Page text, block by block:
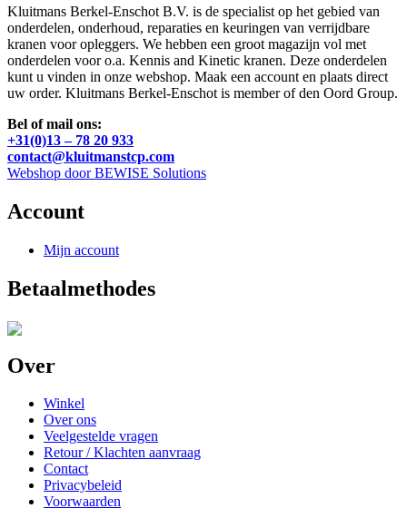
Kluitmans Berkel-Enschot B.V. is de specialist op het gebied van
onderdelen, onderhoud, reparaties en keuringen van verrijdbare
kranen voor opleggers. We hebben een groot magazijn vol met
onderdelen voor o.a. Kennis and Kinetic kranen. Deze onderdelen
kunt u vinden in onze webshop. Maak een account en plaats direct
uw order. Kluitmans Berkel-Enschot is member of den Oord Group.
Bel of mail ons:
+31(0)13 – 78 20 933
contact@kluitmanstcp.com
Webshop door BEWISE Solutions
Account
Mijn account
Betaalmethodes
Over
Winkel
Over ons
Veelgestelde vragen
Retour / Klachten aanvraag
Contact
Privacybeleid
Voorwaarden